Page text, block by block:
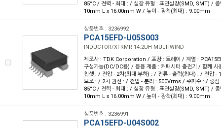
85°C / 전력 - 최대 : / 실장 유형 : 표면실장(SMD, SMT) /
10mm L x 16.00mm W / 높이 - 장착(최대) : 9.00mm
상품번호 : 3236992
PCA15EFD-U05S003
INDUCTOR/XFRMR 14.2UH MULTIWIND
제조사 : TDK Corporation / 포장 : 트레이 / 계열 :
구성가능(DC/DC용) / 응용 제품 : 커패시터 충전기 / 함께
칩셋 : / 전압 - 2차(최대 부하) : / 전류 - 출력(최대) : / 전압 -
보조 : / 2차 권선 : / 전압 - 분리 : 500Vrms / 주파수 : / 중심
85°C / 전력 - 최대 : / 실장 유형 : 표면실장(SMD, SMT) /
10mm L x 16.00mm W / 높이 - 장착(최대) : 9.00mm
상품번호 : 3236991
PCA15EFD-U04S002